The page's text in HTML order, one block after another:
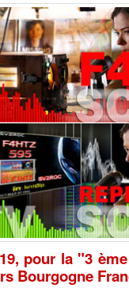
pour la "3
Bourgogne